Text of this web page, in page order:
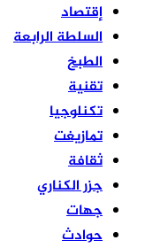
إقتصاد
السلطة الرابعة
الطبخ
تقنية
تكنلوجيا
تمازيغت
ثقافة
جزر الكناري
جهات
حوادث